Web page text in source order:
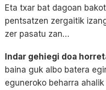
Eta txar bat dagoan
pentsatzen zergaitik
zer pasatu zan…
Indar gehiegi doa
baina guk albo batera
eguneroko beharra